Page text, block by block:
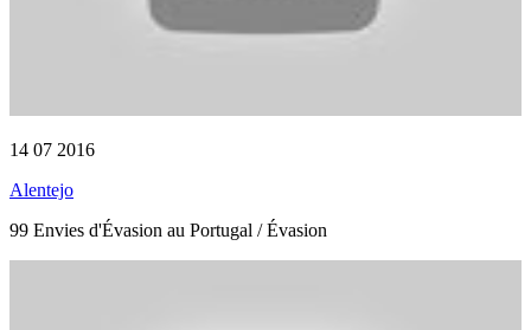
14 07 2016
Alentejo
99 Envies d'Évasion au Portugal / Évasion